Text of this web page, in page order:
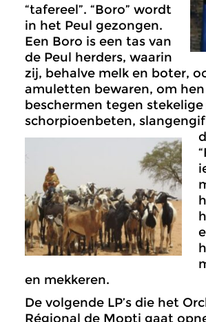
“tafereel”. “Boro” wordt
in het Peul gezongen.
Een Boro is een tas van
de Peul herders, waarin
zij, behalve melk en boter,
amuletten bewaren, om
beschermen tegen
schorpioenbeten,
en mekkeren.
De volgende LP’s die het
Régional de Mopti gaat